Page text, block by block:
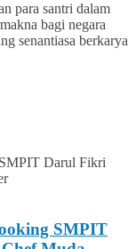
para santri dalam
bagi negara
senantiasa berkarya
SMPIT